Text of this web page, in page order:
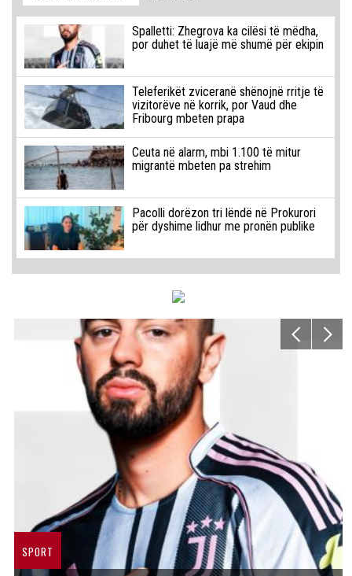
Spalletti: Zhegrova ka cilësi të mëdha,
por duhet të luajë më shumë për ekipin
Teleferikët zviceranë shënojnë rritje të
vizitorëve në korrik, por Vaud dhe
Fribourg mbeten prapa
Ceuta në alarm, mbi 1.100 të mitur
migrantë mbeten pa strehim
Pacolli dorëzon tri lëndë në Prokurori
për dyshime lidhur me pronën publike
SPORT